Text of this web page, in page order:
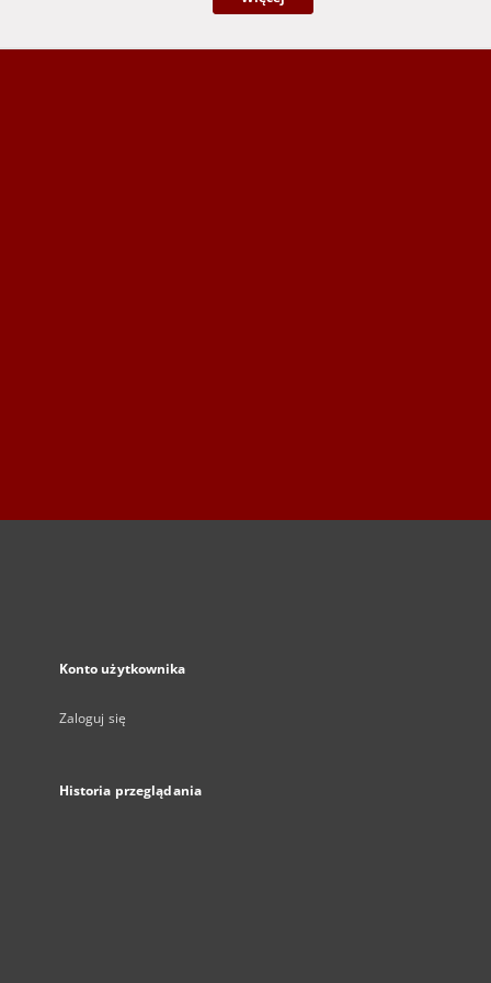
Konto użytkownika
Zaloguj się
Historia przeglądania